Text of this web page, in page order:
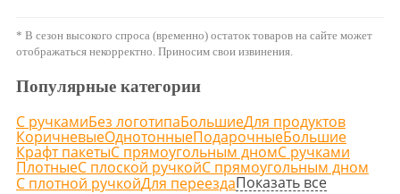
* В сезон высокого спроса (временно) остаток товаров на сайте может
отображаться некорректно. Приносим свои извинения.
Популярные категории
С ручкамиБез логотипаБольшиеДля продуктов
КоричневыеОднотонныеПодарочныеБольшие
Крафт пакетыС прямоугольным дномС ручками
ПлотныеС плоской ручкойС прямоугольным дном
С плотной ручкойДля переездаПоказать все